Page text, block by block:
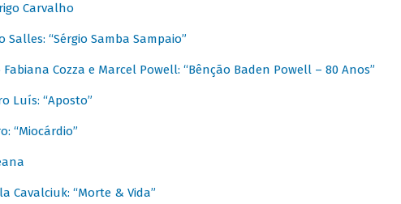
Carvalho
Salles: “Sérgio Samba Sampaio”
Fabiana Cozza e Marcel Powell: “Bênção Baden Powell – 80 Anos”
Luís: “Aposto”
“Miocárdio”
Cavalciuk: “Morte & Vida”